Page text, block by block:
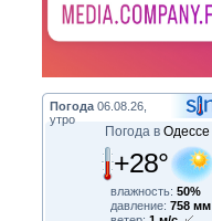
Погода 06.08.26,
утро
Погода в Одессе
+28°
влажность: 50%
давление: 758 мм